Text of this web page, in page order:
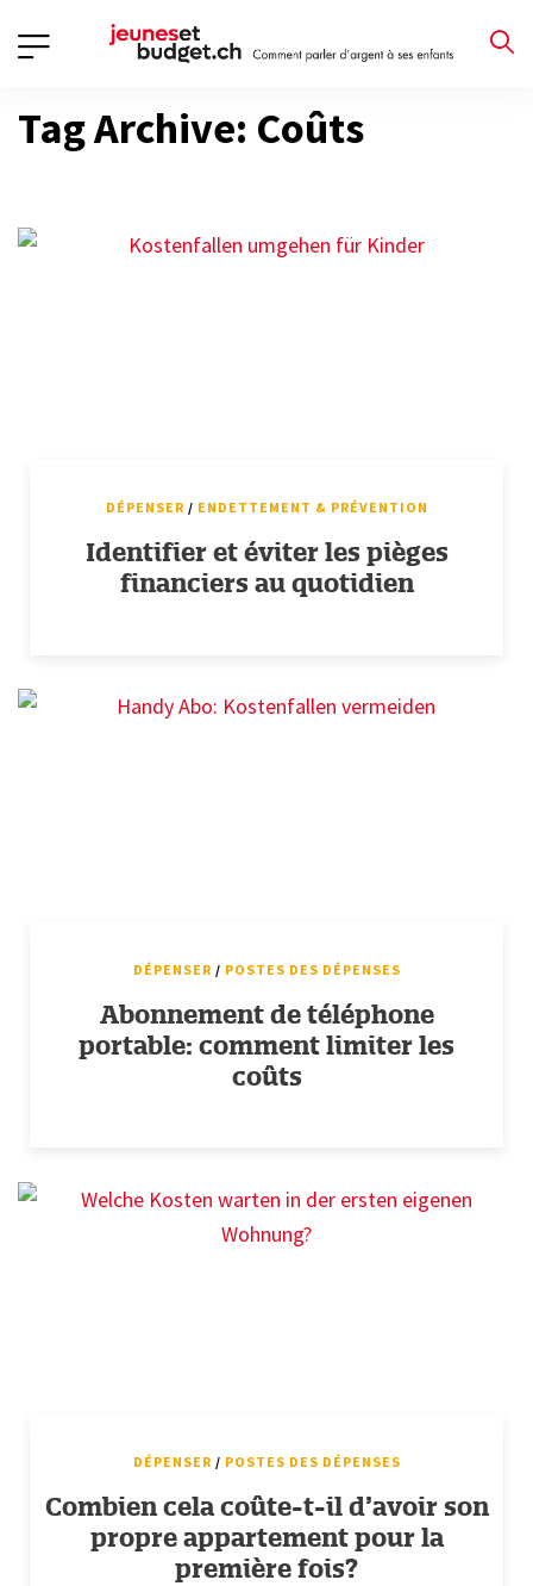
Tag Archive: Coûts
DÉPENSER / ENDETTEMENT & PRÉVENTION
Identifier et éviter les pièges
financiers au quotidien
DÉPENSER / POSTES DES DÉPENSES
Abonnement de téléphone
portable: comment limiter les
coûts
DÉPENSER / POSTES DES DÉPENSES
Combien cela coûte-t-il d’avoir son
propre appartement pour la
première fois?